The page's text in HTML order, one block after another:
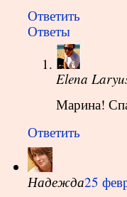
Ответить
Ответы
Elena
Марина!
Ответить
Надежда25